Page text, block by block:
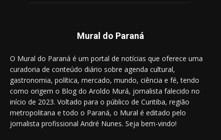
Mural do Paraná
O Mural do Paraná é um portal de notícias que oferece uma
curadoria de conteúdo diário sobre agenda cultural,
gastronomia, política, mercado, mundo, ciência e fé, tendo
como origem o Blog do Aroldo Murá, jornalista falecido no
início de 2023. Voltado para o público de Curitiba, região
metropolitana e todo o Paraná, o Mural é editado pelo
jornalista profissional André Nunes. Seja bem-vindo!